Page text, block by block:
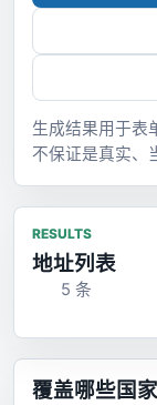
生成结果用于表
不保证是真实、
RESULTS
地址列表
5 条
覆盖哪些国家